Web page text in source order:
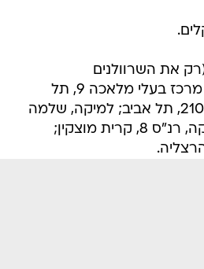
את השרוולנים
והצווארונים) "עלמה", מרכז בעלי מלאכה 9, תל
אביב; "בנקר", דיזנגוף 210, תל אביב; למיקה, שלמה
המלך 2, תל אביב; זנוקה, רנ"ס 8, קרית מוצקין;